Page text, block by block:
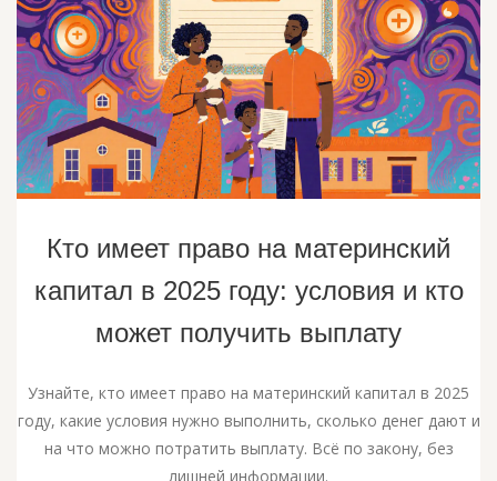
Кто имеет право на материнский
капитал в 2025 году: условия и кто
может получить выплату
Узнайте, кто имеет право на материнский капитал в 2025
году, какие условия нужно выполнить, сколько денег дают и
на что можно потратить выплату. Всё по закону, без
лишней информации.